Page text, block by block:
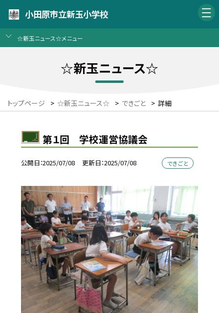
小田原市立新玉小学校
☆新玉ニュース☆メニュー
☆新玉ニュース☆
トップページ > ☆新玉ニュース☆ > できごと > 詳細
第１回 学校運営協議会
公開日 2025/07/08 更新日 2025/07/08 できごと